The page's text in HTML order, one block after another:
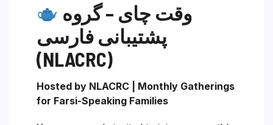
وقت چای – گروه
پشتیبانی فارسی
(NLACRC)
Hosted by NLACRC | Monthly Gatherings
for Farsi-Speaking Families